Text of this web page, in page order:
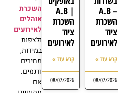
– A.B
השכרת
ציוד
לאירועים
קרא עוד »
08/07/2026
| A.B
השכרת
ציוד
לאירועים
קרא עוד »
08/07/2026
השכרת
אוהלים
לאירועים
ולצפות
במידות,
מחירים
ודגמים.
אם